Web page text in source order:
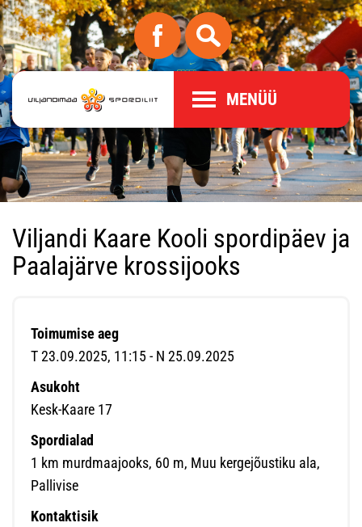
MENÜÜ
Viljandi Kaare Kooli spordipäev ja
Paalajärve krossijooks
Toimumise aeg
T 23.09.2025, 11:15 - N 25.09.2025
Asukoht
Kesk-Kaare 17
Spordialad
1 km murdmaajooks, 60 m, Muu kergejõustiku ala,
Pallivise
Kontaktisik